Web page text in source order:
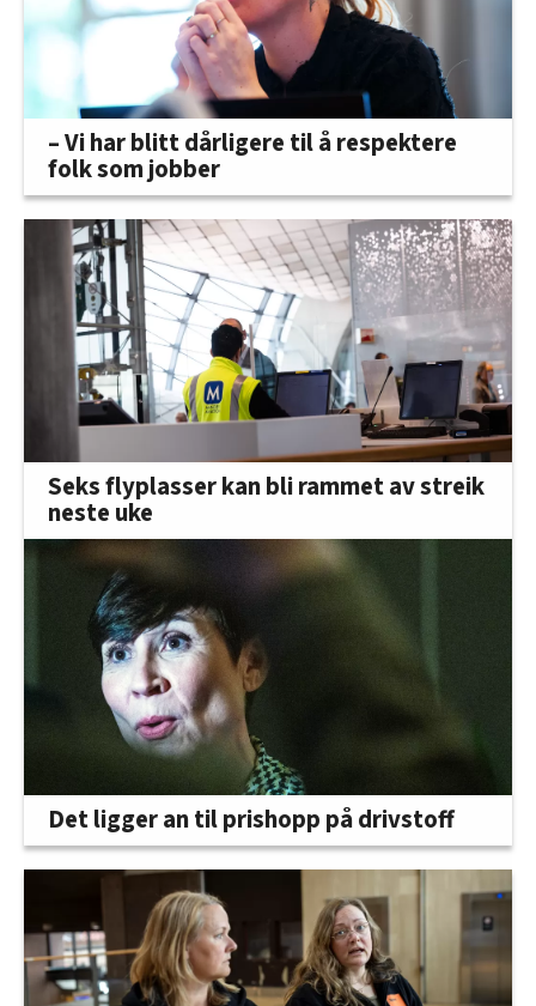
– Vi har blitt dårligere til å respektere
folk som jobber
Seks flyplasser kan bli rammet av streik
neste uke
Det ligger an til prishopp på drivstoff